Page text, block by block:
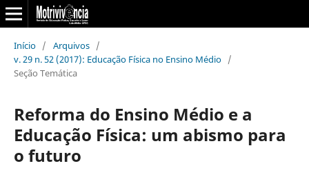
Início / Arquivos /
v. 29 n. 52 (2017): Educação Física no Ensino Médio /
Seção Temática
Reforma do Ensino Médio e a
Educação Física: um abismo para
o futuro